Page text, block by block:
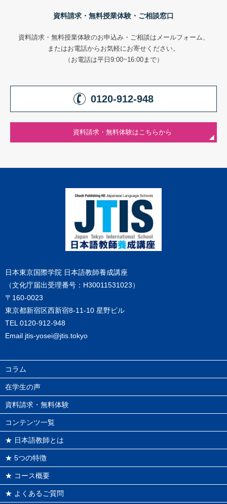
資料請求・無料授業体験・ご相談窓口
資料請求・無料授業体験のお申込み・ご相談はメールフォーム、
またはお電話からお気軽にお寄せください。
（お電話は平日9:00~16:00まで）
0120-912-948
資料請求・無料体験はこちらから
日本東京国際学院 日本語教師養成講座
（文化庁届出受理番号：H30011531023）
〒160-0023
東京都新宿区西新宿8-11-10 星野ビル
TEL 0120-912-948
Email jtis-yosei@jtis.tokyo
コラム
在学生の声
資料請求・無料体験
コンテンツ一覧
★ 日本語教師とは
★ 5つの特徴
★ コース概要
★ よくあるご質問